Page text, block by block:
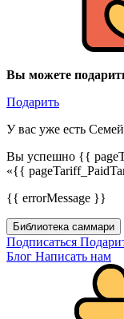
Вы можете
Подарить
У вас уже есть
Вы успешно {{
«{{
{{ errorMessage }}
Библиотека саммари
Подписаться
Блог Написать нам